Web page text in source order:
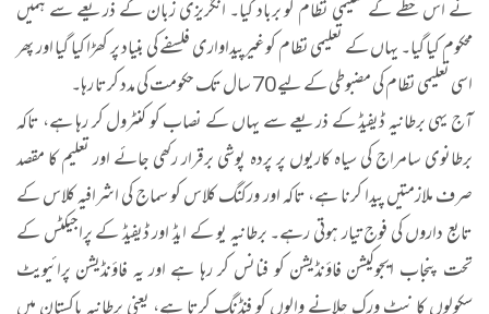
نے اس خطے کے تعلیمی نظام کو برباد کیا۔ انگریزی زبان کے ذریعے سے ہمیں
محکوم کیا گیا۔ یہاں کے تعلیمی نظام کو غیرپیداواری فلسفے کی بنیاد پر کھڑا کیا گیا اور پھر
اسی تعلیمی نظام کی مضبوطی کے لیے 70 سال تک حکومت کی مدد کرتا رہا۔
آج یہی برطانیہ ڈیفیڈ کے ذریعے سے یہاں کے نصاب کو کنٹرول کر رہا ہے، تاکہ
برطانوی سامراج کی سیاہ کاریوں پر پردہ پوشی برقرار رکھی جائے اور تعلیم کا مقصد
صرف ملازمتیں پیدا کرنا ہے، تاکہ اور ورکنگ کلاس کو سماج کی اشرافیہ کلاس کے
تابع داروں کی فوج تیار ہوتی رہے۔ برطانیہ یو کے ایڈ اور ڈیفیڈ کے پراجیکٹس کے
تحت پنجاب ایجوکیشن فاؤنڈیشن کو فنانس کر رہا ہے اور یہ فاؤنڈیشن پرائیویٹ